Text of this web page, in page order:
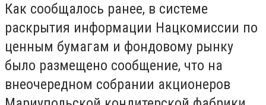
Как сообщалось ранее, в системе
раскрытия информации Нацкомиссии по
ценным бумагам и фондовому рынку
было размещено сообщение, что на
внеочередном собрании акционеров